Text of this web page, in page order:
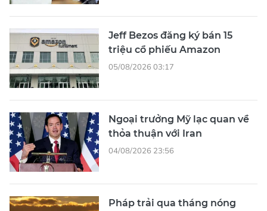
Jeff Bezos đăng ký bán 15
triệu cổ phiếu Amazon
05/08/2026 03:17
Ngoại trưởng Mỹ lạc quan về
thỏa thuận với Iran
04/08/2026 23:56
Pháp trải qua tháng nóng